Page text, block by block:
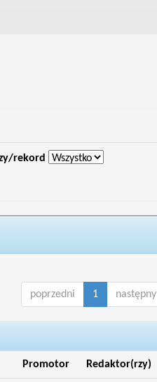
rekord
poprzedni 1 następny
Promotor Redaktor(rzy)